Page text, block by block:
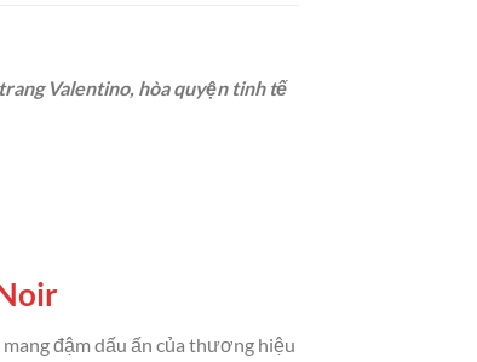
Valentino, hòa quyện tinh tế
đậm dấu ấn của thương hiệu